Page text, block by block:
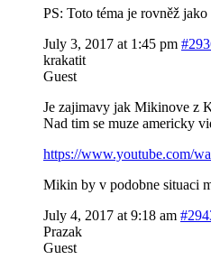
PS: Toto téma je rovněž
July 3, 2017 at 1:45 pm
krakatit
Guest
Je zajimavy jak Mikinove z
Nad tim se muze americky
https://www.youtube.com/
Mikin by v podobne situaci
July 4, 2017 at 9:18 am
Prazak
Guest